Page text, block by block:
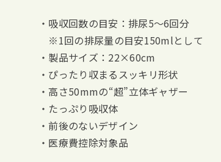
・吸収回数の目安：排尿5～6回分
※1回の排尿量の目安150mlとして
・製品サイズ：22×60cm
・ぴったり収まるスッキリ形状
・高さ50mmの“超”立体ギャザー
・たっぷり吸収体
・前後のないデザイン
・医療費控除対象品